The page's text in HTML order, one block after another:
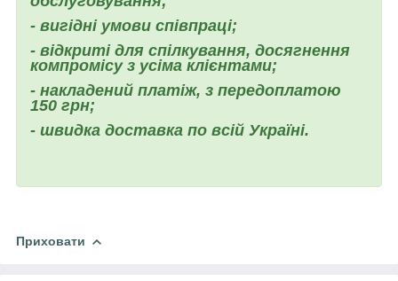
- вигідні умови співпраці;
- відкриті для спілкування, досягнення
компромісу з усіма клієнтами;
- накладений платіж, з передоплатою
150 грн;
- швидка доставка по всій Україні.
Приховати